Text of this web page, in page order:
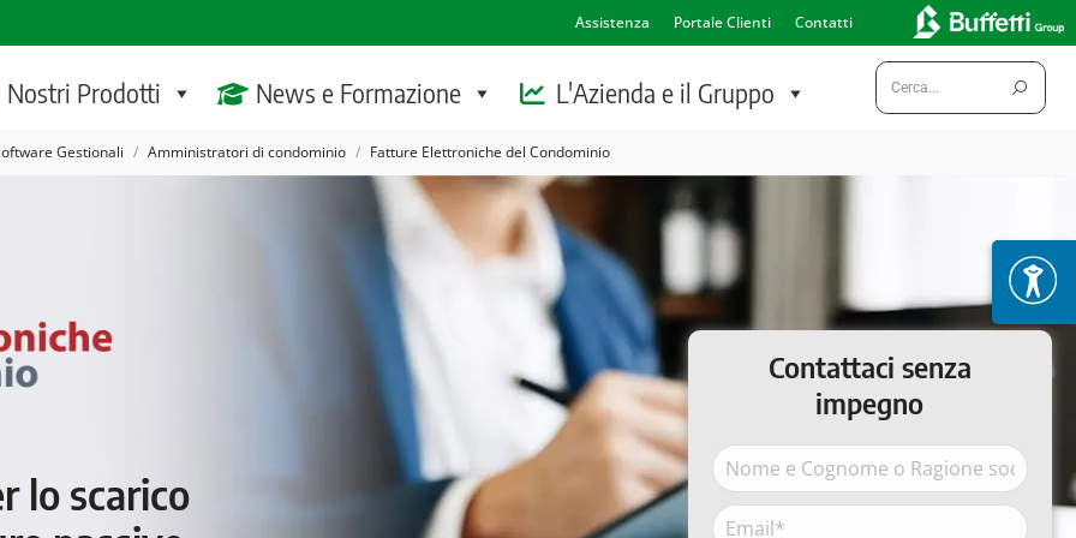
Assistenza Portale Clienti Contatti
Nostri Prodotti News e Formazione L'Azienda e il Gruppo
Cerca:
Gestionali Amministratori di condominio Fatture Elettroniche del Condominio
lo scarico
Contattaci senza
impegno
Nome
e
Cognome
oNome
Email*